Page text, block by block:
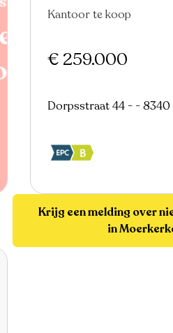
Kantoor te koop
€ 259.000
Dorpsstraat 44 - - 8340
Krijg een melding over
in